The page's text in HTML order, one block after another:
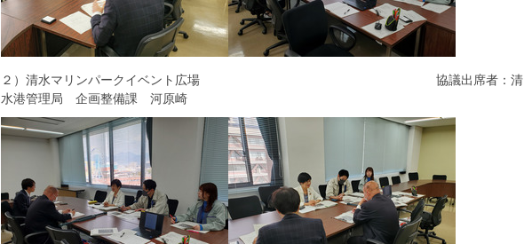
２）清水マリンパークイベント広場 協議出席者：清
水港管理局 企画整備課 河原崎